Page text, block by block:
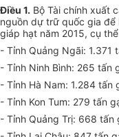
Điều 1. Bộ Tài chính xuất
nguồn dự trữ quốc gia
giáp hạt năm 2015, cụ
- Tỉnh Quảng Ngãi: 1.371
- Tỉnh Ninh Bình: 265 tấn
- Tỉnh Hà Nam: 1.284 tấn
- Tỉnh Kon Tum: 279 tấn
- Tỉnh Quảng Trị: 668 tấn